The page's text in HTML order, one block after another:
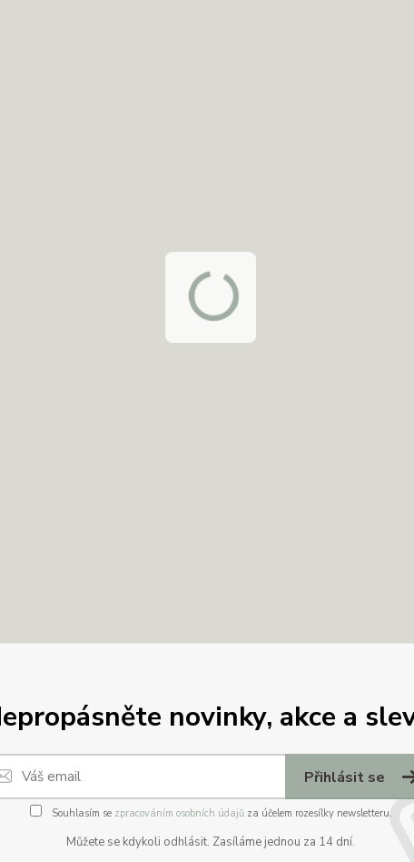
novinky, akce a
Přihlásit se
Souhlasím se zpracováním osobních údajůza účelem rozesílky newsletteru.
Můžete se kdykoli odhlásit. Zasíláme jednou za 14 dní.